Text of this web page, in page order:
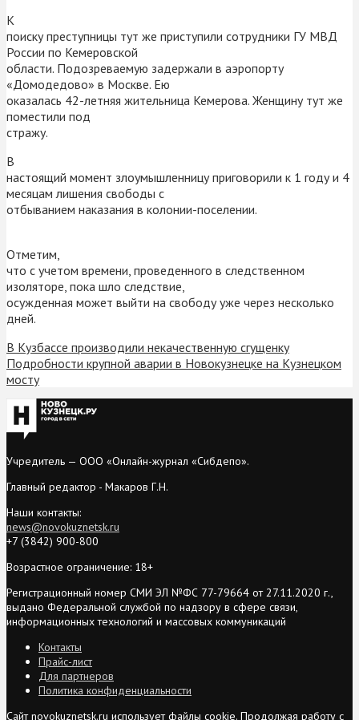
К
поиску преступницы тут же приступили сотрудники ГУ МВД
России по Кемеровской
области. Подозреваемую задержали в аэропорту
«Домодедово» в Москве. Ею
оказалась 42-летняя жительница Кемерова. Женщину тут же
поместили под
стражу.
В
настоящий момент злоумышленницу приговорили к 1 году и 4
месяцам лишения свободы с
отбыванием наказания в колонии-поселении.
Отметим,
что с учетом времени, проведенного в следственном
изоляторе, пока шло следствие,
осужденная может выйти на свободу уже через несколько
дней.
В Кузбассе производили некачественную сгущенку
Подробности крупной аварии в Новокузнецке на Кузнецком
мосту
Учредитель — ООО «Онлайн-журнал «Сибдепо».
Главный редактор - Макаров Г.Н.
Наши контакты:
news@novokuznetsk.ru
+7 (3842) 900-800
Возрастное ограничение: 18+
Регистрационный номер СМИ ЭЛ №ФС 77-79664 от 27.11.2020 г.,
выдано Федеральной службой по надзору в сфере связи,
информационных технологий и массовых коммуникаций
Контакты
Прайс-лист
Для партнеров
Политика конфиденциальности
Сайт novokuznetsk.ru использует файлы cookie. Продолжая работу с